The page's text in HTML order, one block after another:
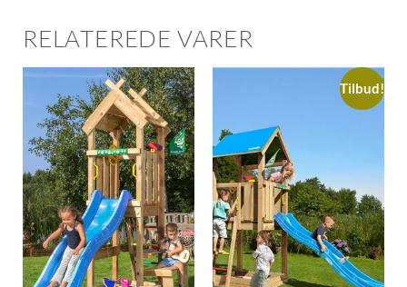
RELATEREDE VARER
Tilbud!